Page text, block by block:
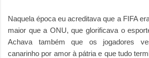
Naquela época eu acreditava que a FIFA
maior que a ONU, que glorificava o
Achava também que os jogadores
canarinho por amor à pátria e que tudo